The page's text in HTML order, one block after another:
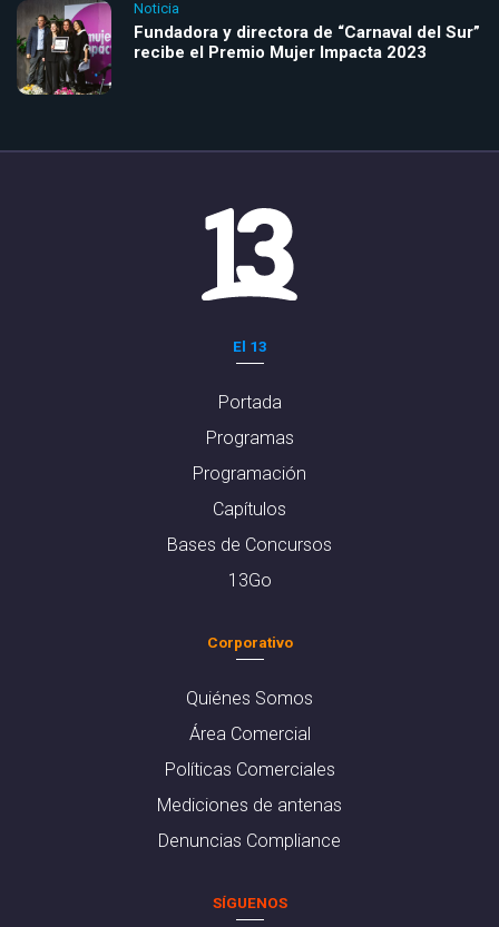
Noticia
Fundadora y directora de “Carnaval del Sur”
recibe el Premio Mujer Impacta 2023
El 13
Portada
Programas
Programación
Capítulos
Bases de Concursos
13Go
Corporativo
Quiénes Somos
Área Comercial
Políticas Comerciales
Mediciones de antenas
Denuncias Compliance
SÍGUENOS